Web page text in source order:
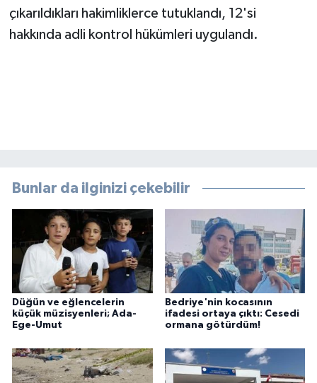
çıkarıldıkları hakimliklerce tutuklandı, 12'si
hakkında adli kontrol hükümleri uygulandı.
Bunlar da ilginizi çekebilir
Düğün ve eğlencelerin
küçük müzisyenleri; Ada-
Ege-Umut
Bedriye'nin kocasının
ifadesi ortaya çıktı: Cesedi
ormana götürdüm!